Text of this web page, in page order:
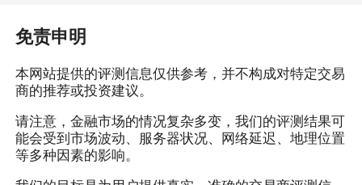
免责申明
本网站提供的评测信息仅供参考，并不构成对特定交易
商的推荐或投资建议。
请注意，金融市场的情况复杂多变，我们的评测结果可
能会受到市场波动、服务器状况、网络延迟、地理位置
等多种因素的影响。